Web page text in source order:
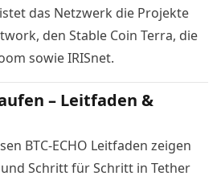
das Netzwerk die Projekte
den Stable Coin Terra, die
sowie IRISnet.
– Leitfaden &
BTC-ECHO Leitfaden zeigen
Schritt für Schritt in Tether